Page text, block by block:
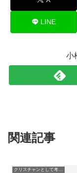
LINE
小
関連記事